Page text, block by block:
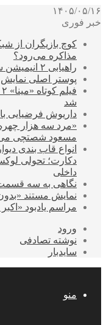
۱۴۰۵/۰۵/۱۶
خبر فوری
کوچ بازیگران از
مذاکره می‌رود؟
راهیابی ۲ انیمیشن سوره به سی‌امین جشنواره فیلم رود آیلند
پوستر اصلی
شد
داریوش فرضیایی
«مرد سه هزار
مسعود شصتچی
انواع قاب بندی
دکارت؛ تحولی
داخلی
نگاهی به سه قسمت
نمایش مستند
مراسم یادبود
ورود
نوشته تصادفی
سایدبار
منو